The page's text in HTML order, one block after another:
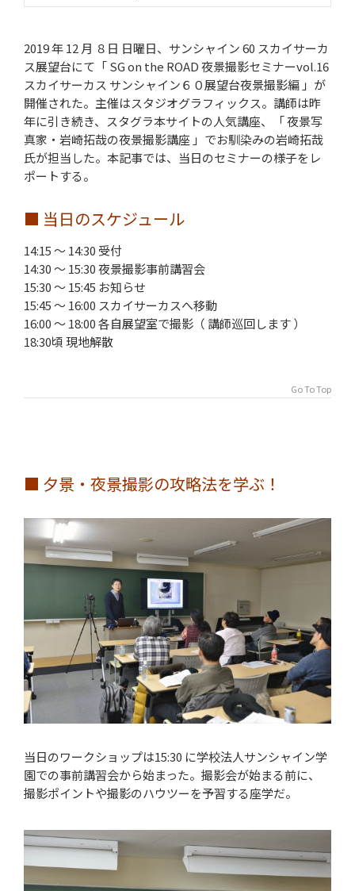
2019 年 12 月 ８日 日曜日、サンシャイン 60 スカイサーカ
ス展望台にて「 SG on the ROAD 夜景撮影セミナーvol.16
スカイサーカス サンシャイン６０展望台夜景撮影編 」が
開催された。主催はスタジオグラフィックス。講師は昨
年に引き続き、スタグラ本サイトの人気講座、「 夜景写
真家・岩崎拓哉の夜景撮影講座 」でお馴染みの岩崎拓哉
氏が担当した。本記事では、当日のセミナーの様子をレ
ポートする。
■ 当日のスケジュール
14:15 ～ 14:30 受付
14:30 ～ 15:30 夜景撮影事前講習会
15:30 ～ 15:45 お知らせ
15:45 ～ 16:00 スカイサーカスへ移動
16:00 ～ 18:00 各自展望室で撮影（ 講師巡回します ）
18:30頃 現地解散
Go To Top
■ 夕景・夜景撮影の攻略法を学ぶ！
当日のワークショップは15:30 に学校法人サンシャイン学
園での事前講習会から始まった。撮影会が始まる前に、
撮影ポイントや撮影のハウツーを予習する座学だ。